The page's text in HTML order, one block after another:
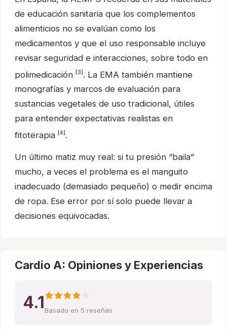
de educación sanitaria que los complementos
alimenticios no se evalúan como los
medicamentos y que el uso responsable incluye
revisar seguridad e interacciones, sobre todo en
polimedicación [3] . La EMA también mantiene
monografías y marcos de evaluación para
sustancias vegetales de uso tradicional, útiles
para entender expectativas realistas en
fitoterapia [4] .
Un último matiz muy real: si tu presión “baila”
mucho, a veces el problema es el manguito
inadecuado (demasiado pequeño) o medir encima
de ropa. Ese error por sí solo puede llevar a
decisiones equivocadas.
Cardio A: Opiniones y Experiencias
4.1Basado en 5 reseñas